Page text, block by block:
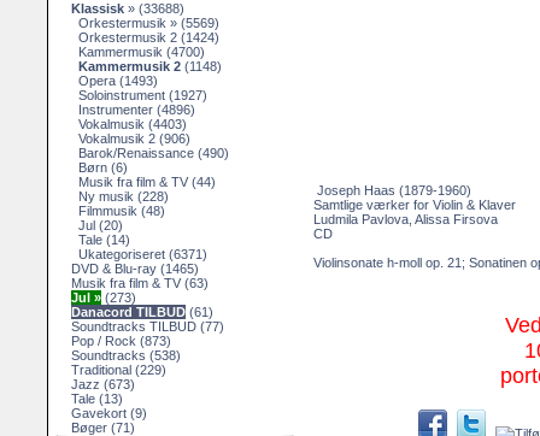
Klassisk » (33688)
Orkestermusik » (5569)
Orkestermusik 2 (1424)
Kammermusik (4700)
Kammermusik 2 (1148)
Opera (1493)
Soloinstrument (1927)
Instrumenter (4896)
Vokalmusik (4403)
Vokalmusik 2 (906)
Barok/Renaissance (490)
Børn (6)
Musik fra film & TV (44)
Ny musik (228)
Filmmusik (48)
Jul (20)
Tale (14)
Ukategoriseret (6371)
DVD & Blu-ray (1465)
Musik fra film & TV (63)
Jul » (273)
Danacord TILBUD (61)
Soundtracks TILBUD (77)
Pop / Rock (873)
Soundtracks (538)
Traditional (229)
Jazz (673)
Tale (13)
Gavekort (9)
Bøger (71)
Joseph Haas (1879-1960)
Samtlige værker for Violin & Klaver
Ludmila Pavlova, Alissa Firsova
CD
Violinsonate h-moll op. 21; Sonatinen